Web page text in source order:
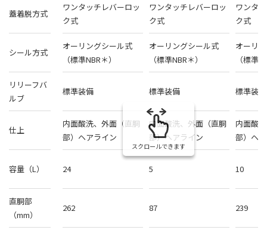
蓋着脱方式
ワンタッチレバーロッ
ク式
ワンタッチレバーロッ
ク式
ワンタ
ク式
シール方式
オーリングシール式
（標準NBR＊）
オーリングシール式
（標準NBR＊）
オーリ
（標準
リリーフバ
ルブ
標準装備 標準装備 標準装備
仕上
内面酸洗、外面（直胴
部）ヘアライン
内面酸洗、外面（直胴
部）ヘアライン
内面酸
部）ヘ
容量（L） 24 5 10
直胴部
（mm）
262 87 239
スクロールできます